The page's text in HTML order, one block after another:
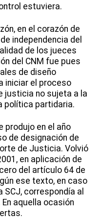
estuviera.
en el corazón de
independencia del
de los jueces
del CNM fue pues
de diseño
iniciar el proceso
justicia no sujeta a la
política partidaria.
produjo en el año
de designación de
de Justicia. Volvió
en aplicación de
del artículo 64 de
ese texto, en caso
SCJ, correspondía al
aquella ocasión